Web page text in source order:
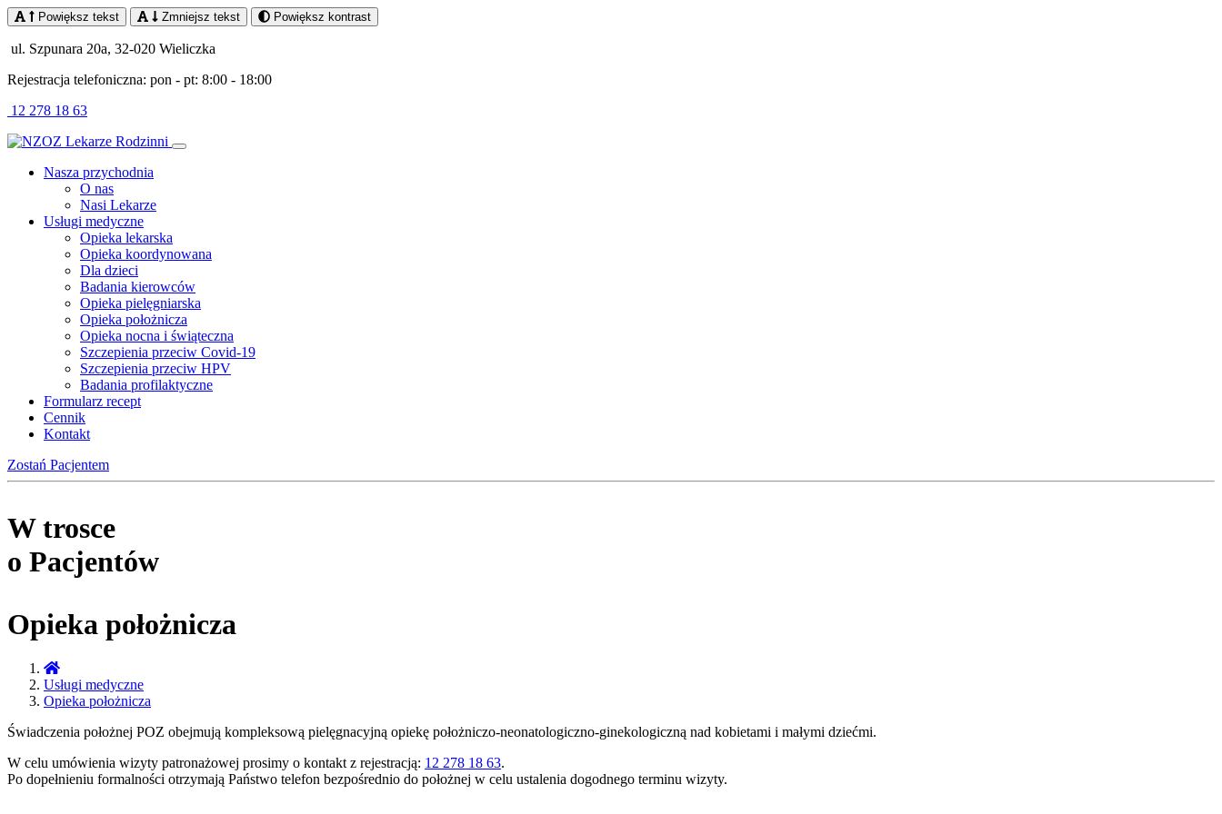
Powiększ tekst Zmniejsz tekst Powiększ kontrast
ul. Szpunara 20a, 32-020 Wieliczka
Rejestracja telefoniczna: pon - pt: 8:00 - 18:00
12 278 18 63
Nasza przychodnia
O nas
Nasi Lekarze
Usługi medyczne
Opieka lekarska
Opieka koordynowana
Dla dzieci
Badania kierowców
Opieka pielęgniarska
Opieka położnicza
Opieka nocna i świąteczna
Szczepienia przeciw Covid-19
Szczepienia przeciw HPV
Badania profilaktyczne
Formularz recept
Cennik
Kontakt
Zostań Pacjentem
W trosce
o Pacjentów
Opieka położnicza
Usługi medyczne
Opieka położnicza
Świadczenia położnej POZ obejmują kompleksową pielęgnacyjną opiekę położniczo-neonatologiczno-ginekologiczną nad kobietami i małymi dziećmi.
W celu umówienia wizyty patronażowej prosimy o kontakt z rejestracją: 12 278 18 63.
Po dopełnieniu formalności otrzymają Państwo telefon bezpośrednio do położnej w celu ustalenia dogodnego terminu wizyty.